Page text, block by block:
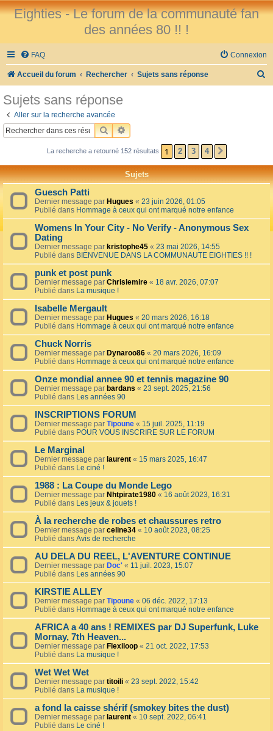
Eighties - Le forum de la communauté fan
des années 80 !! !
FAQ Connexion
Accueil du forum Rechercher Sujets sans réponse
h
r
Sujets sans réponse
Aller sur la recherche avancée
RECHERCHER
RECHERCHE AVANCÉE
La recherche a retourné 152 résultats 1 2 3 4
Sujets
Guesch Patti
Dernier message par Hugues « 23 juin 2026, 01:05
Publié dans Hommage à ceux qui ont marqué notre enfance
Womens In Your City - No Verify - Anonymous Sex
Dating
Dernier message par kristophe45 « 23 mai 2026, 14:55
Publié dans BIENVENUE DANS LA COMMUNAUTE EIGHTIES !! !
punk et post punk
Dernier message par Chrislemire « 18 avr. 2026, 07:07
Publié dans La musique !
Isabelle Mergault
Dernier message par Hugues « 20 mars 2026, 16:18
Publié dans Hommage à ceux qui ont marqué notre enfance
Chuck Norris
Dernier message par Dynaroo86 « 20 mars 2026, 16:09
Publié dans Hommage à ceux qui ont marqué notre enfance
Onze mondial annee 90 et tennis magazine 90
Dernier message par bardans « 23 sept. 2025, 21:56
Publié dans Les années 90
INSCRIPTIONS FORUM
Dernier message par Tipoune « 15 juil. 2025, 11:19
Publié dans POUR VOUS INSCRIRE SUR LE FORUM
Le Marginal
Dernier message par laurent « 15 mars 2025, 16:47
Publié dans Le ciné !
1988 : La Coupe du Monde Lego
Dernier message par Nhtpirate1980 « 16 août 2023, 16:31
Publié dans Les jeux & jouets !
À la recherche de robes et chaussures retro
Dernier message par celine34 « 10 août 2023, 08:25
Publié dans Avis de recherche
AU DELA DU REEL, L'AVENTURE CONTINUE
Dernier message par Doc' « 11 juil. 2023, 15:07
Publié dans Les années 90
KIRSTIE ALLEY
Dernier message par Tipoune « 06 déc. 2022, 17:13
Publié dans Hommage à ceux qui ont marqué notre enfance
AFRICA a 40 ans ! REMIXES par DJ Superfunk, Luke
Mornay, 7th Heaven...
Dernier message par Flexiloop « 21 oct. 2022, 17:53
Publié dans La musique !
Wet Wet Wet
Dernier message par titoili « 23 sept. 2022, 15:42
Publié dans La musique !
a fond la caisse shérif (smokey bites the dust)
Dernier message par laurent « 10 sept. 2022, 06:41
Publié dans Le ciné !